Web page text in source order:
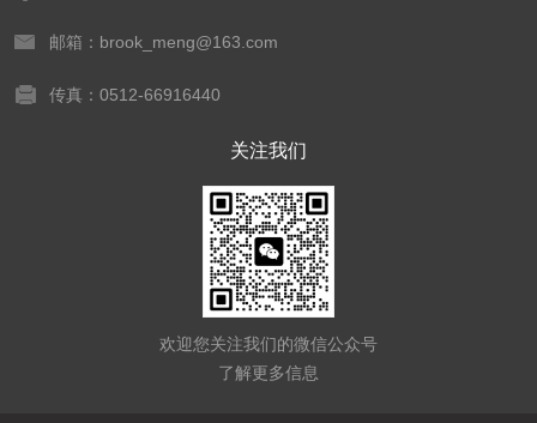
邮箱：brook_meng@163.com
传真：0512-66916440
关注我们
欢迎您关注我们的微信公众号
了解更多信息